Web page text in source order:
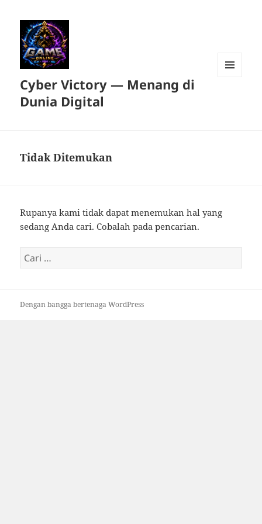
Cyber Victory — Menang di
Dunia Digital
Tidak Ditemukan
Rupanya kami tidak dapat menemukan hal yang
sedang Anda cari. Cobalah pada pencarian.
Cari
untuk:
Dengan bangga bertenaga WordPress